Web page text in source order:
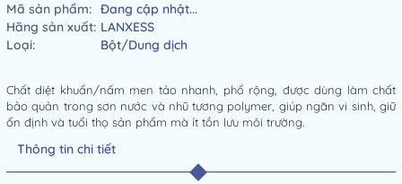
Mã sản phẩm: Đang cập nhật...
Hãng sản xuất: LANXESS
Loại:
Bột/Dung dịch
Chất diệt khuẩn/nấm men tảo nhanh, phổ rộng, được dùng làm chất
bảo quản trong sơn nước và nhũ tương polymer, giúp ngăn vi sinh, giữ
ổn định và tuổi thọ sản phẩm mà ít tồn lưu môi trường.
Thông tin chi tiết